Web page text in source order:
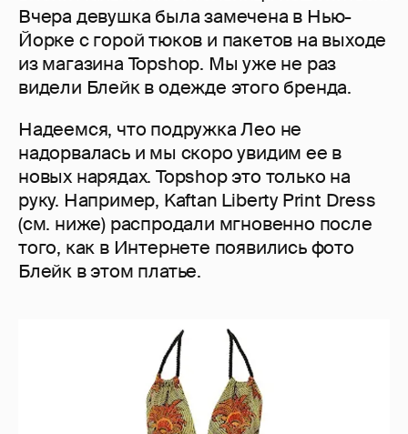
Вчера девушка была замечена в Нью-
Йорке с горой тюков и пакетов на выходе
из магазина Topshop. Мы уже не раз
видели Блейк в одежде этого бренда.
Надеемся, что подружка Лео не
надорвалась и мы скоро увидим ее в
новых нарядах. Topshop это только на
руку. Например, Kaftan Liberty Print Dress
(см. ниже) распродали мгновенно после
того, как в Интернете появились фото
Блейк в этом платье.